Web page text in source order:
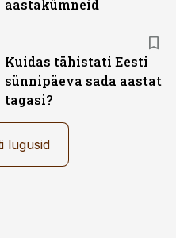
aastakümneid
Kuidas tähistati Eesti
sünnipäeva sada aastat
tagasi?
lugusid